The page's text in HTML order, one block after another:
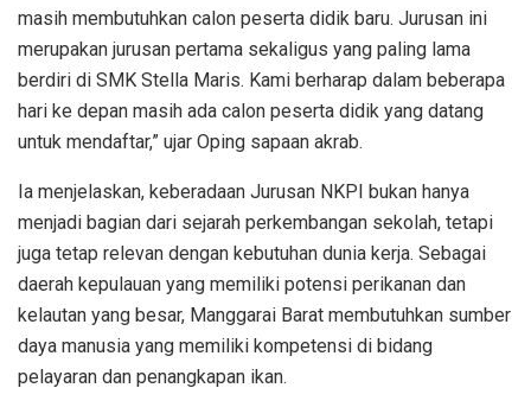
masih membutuhkan calon peserta didik baru. Jurusan ini
merupakan jurusan pertama sekaligus yang paling lama
berdiri di SMK Stella Maris. Kami berharap dalam beberapa
hari ke depan masih ada calon peserta didik yang datang
untuk mendaftar,” ujar Oping sapaan akrab.
Ia menjelaskan, keberadaan Jurusan NKPI bukan hanya
menjadi bagian dari sejarah perkembangan sekolah, tetapi
juga tetap relevan dengan kebutuhan dunia kerja. Sebagai
daerah kepulauan yang memiliki potensi perikanan dan
kelautan yang besar, Manggarai Barat membutuhkan sumber
daya manusia yang memiliki kompetensi di bidang
pelayaran dan penangkapan ikan.